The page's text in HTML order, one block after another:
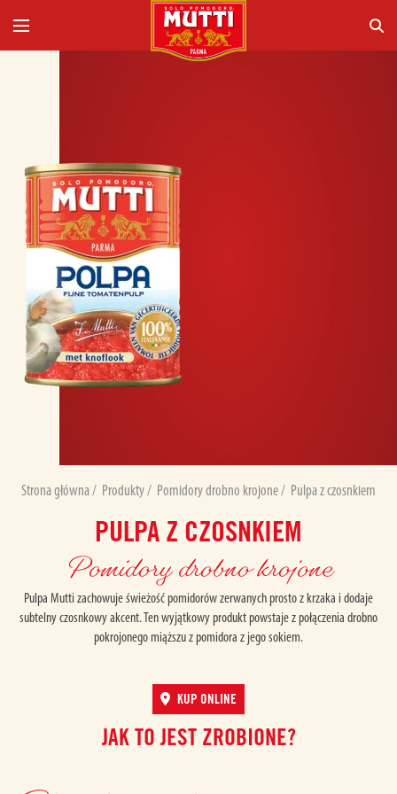
Strona główna/ Produkty/ Pomidory drobno krojone/ Pulpa z czosnkiem
PULPA Z CZOSNKIEM
Pomidory drobno krojone
Pulpa Mutti zachowuje świeżość pomidorów zerwanych prosto z krzaka i dodaje
subtelny czosnkowy akcent. Ten wyjątkowy produkt powstaje z połączenia drobno
pokrojonego miąższu z pomidora z jego sokiem.
KUP ONLINE
JAK TO JEST ZROBIONE?